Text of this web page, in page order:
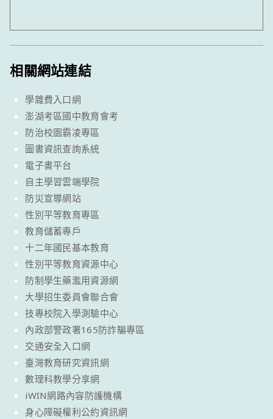
相關網站連結
學雜費入口網
澎湖考區國中教育會考
防治校園霸凌專區
圖書資訊查詢系統
電子書平台
自主學習雲端學院
防災宣導網站
性別平等教育專區
教育儲蓄專戶
十二年國民基本教育
性別平等教育資源中心
防制學生藥濫用資源網
大學招生委員會聯合會
技專校院入學測驗中心
內政部警政署165防詐騙專區
交通安全入口網
臺灣教育研究資訊網
數理科教學分享網
iWIN網路內容防護機構
身心障礙權利公約資訊網